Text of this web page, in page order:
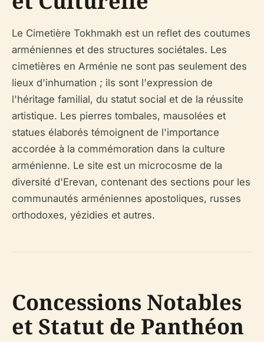
Le Cimetière Tokhmakh est un reflet des coutumes
arméniennes et des structures sociétales. Les
cimetières en Arménie ne sont pas seulement des
lieux d'inhumation ; ils sont l'expression de
l'héritage familial, du statut social et de la réussite
artistique. Les pierres tombales, mausolées et
statues élaborés témoignent de l'importance
accordée à la commémoration dans la culture
arménienne. Le site est un microcosme de la
diversité d'Erevan, contenant des sections pour les
communautés arméniennes apostoliques, russes
orthodoxes, yézidies et autres.
Concessions Notables
et Statut de Panthéon